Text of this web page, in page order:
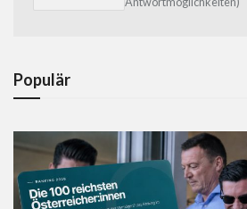
Populär